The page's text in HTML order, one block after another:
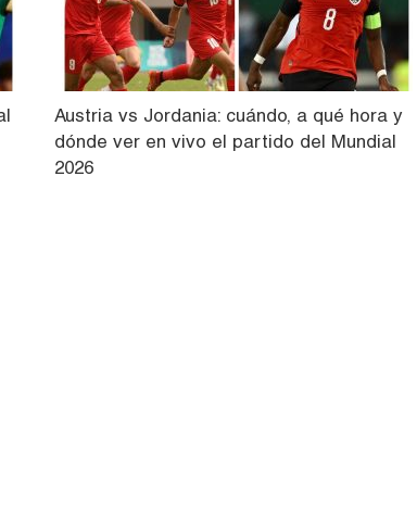
Austria vs Jordania: cuándo, a qué hora y
dónde ver en vivo el partido del Mundial
2026